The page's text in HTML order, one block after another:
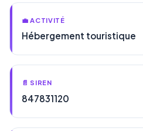
💼 ACTIVITÉ
Hébergement touristique
📄 SIREN
847831120